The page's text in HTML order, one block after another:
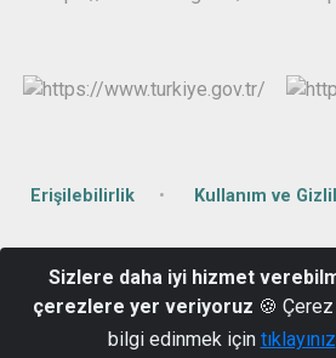
Erişilebilirlik Kullanım ve
ŞIRNAK
Telefon: 0486 616 17 41 -
Sizlere daha iyi hizmet
çerezlere yer veriyoruz 🍪
bilgi edinmek için tıklayınız